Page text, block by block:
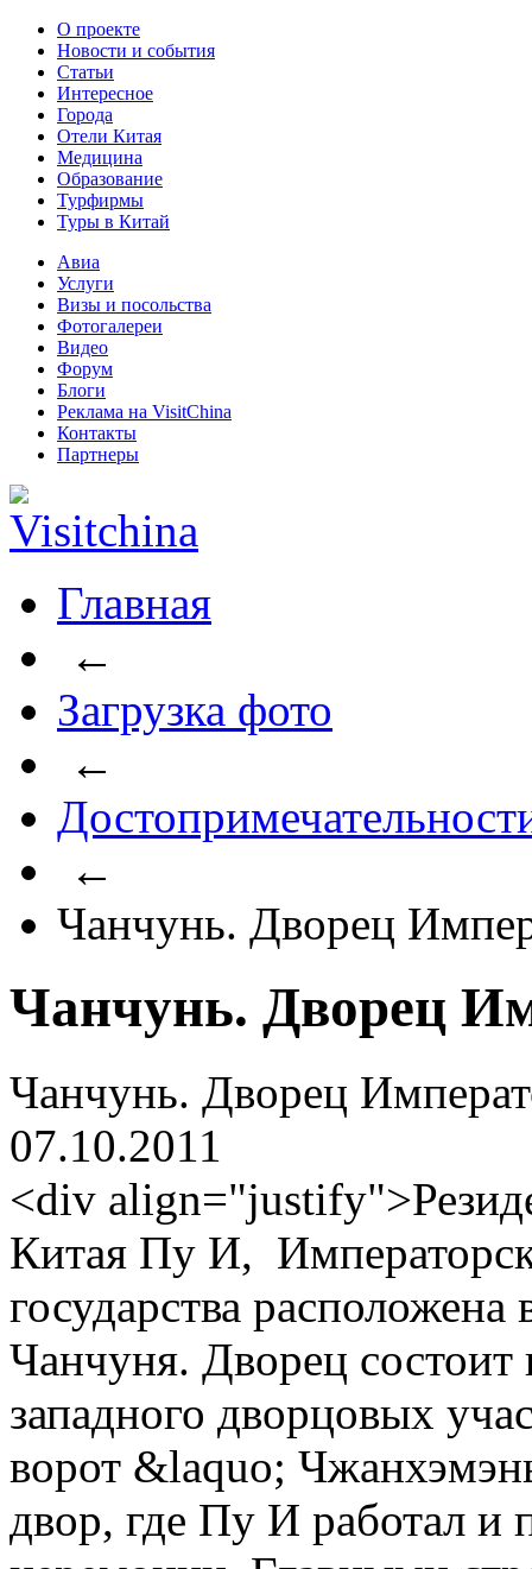
О проекте
Новости и события
Статьи
Интересное
Города
Отели Китая
Медицина
Образование
Турфирмы
Туры в Китай
Авиа
Услуги
Визы и посольства
Фотогалереи
Видео
Форум
Блоги
Реклама на VisitChina
Контакты
Партнеры
Главная
←
Загрузка фото
←
←
Чанчунь. Дворец
Чанчунь. Дворец
Чанчунь. Дворец
07.10.2011
<div
Китая Пу И,
государства расположена
Чанчуня. Дворец состоит
западного дворцовых
ворот &laquo;
двор, где Пу И работал и